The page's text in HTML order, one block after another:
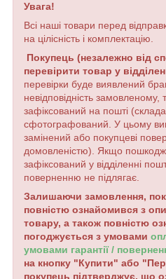
Увага!
Всі наші товари перед
на цілісність і комплектацію.
Покупець (незалежно від
перевірити товар у
перевірки буде виявлений
невідповідність
зафіксований на пошті
сфотографований. У цьому
замінений або покупцеві
домовленістю). Якщо
зафіксований у відділенні
поверненню не підлягає.
Залишаючи замовлення,
повністю ознайомився з
товару, а також повністю
погоджується з умовами
умовами гарантії /
на кнопку "Купити" або
покупець підтверджує, що